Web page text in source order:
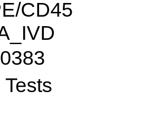
CD45